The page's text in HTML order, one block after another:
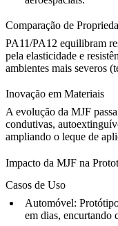
Comparação de
PA11/PA12 equilibram
pela elasticidade e
ambientes mais severos
Inovação em Materiais
A evolução da MJF
condutivas,
ampliando o leque de
Impacto da MJF na
Casos de Uso
Automóvel:
em dias, encurtando